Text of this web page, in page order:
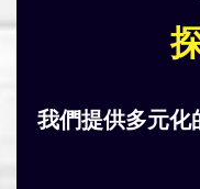
我們提供多元化